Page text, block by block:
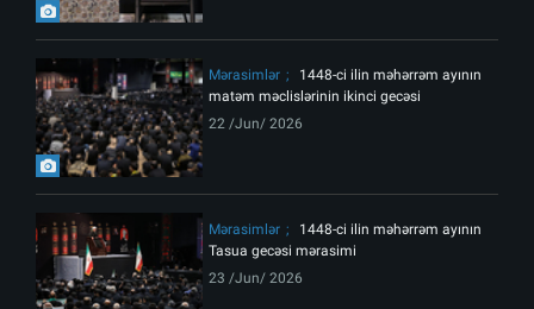
Mərasimlər
1448-ci ilin məhərrəm ayının
matəm məclislərinin ikinci gecəsi
22 /Jun/ 2026
Mərasimlər
1448-ci ilin məhərrəm ayının
Tasua gecəsi mərasimi
23 /Jun/ 2026